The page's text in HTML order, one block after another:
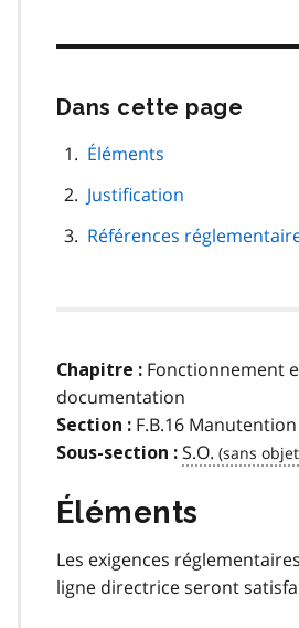
Dans cette page
Éléments
Justification
Références
Chapitre : Fonctionnement
documentation
Section : F.B.16
Sous-section : S.O.
Éléments
Les exigences
ligne directrice seront